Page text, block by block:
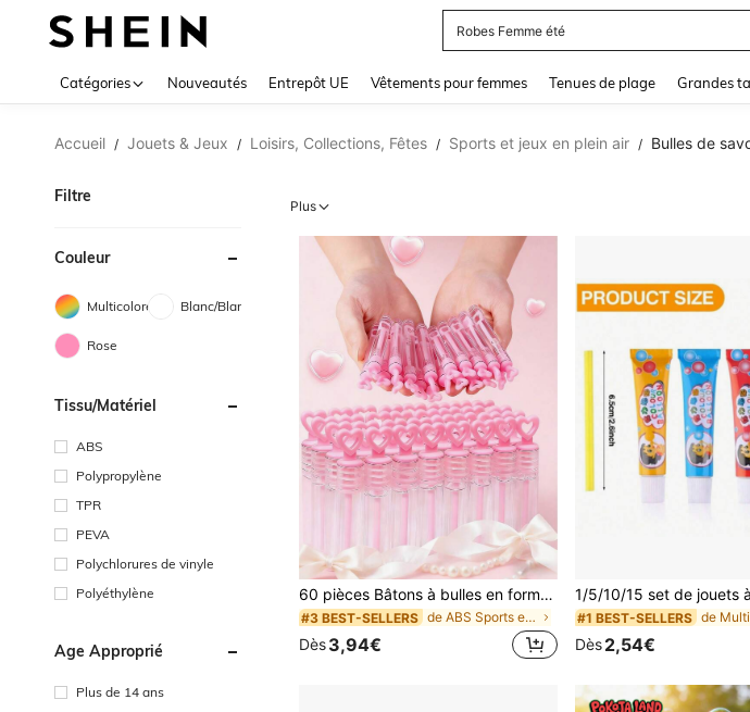
Jupe
Catégories Nouveautés Entrepôt UE Vêtements pour femmes Tenues de plage Grandes
Accueil / Jouets & Jeux / Loisirs, Collections, Fêtes / Sports et jeux en plein air / Bulles de
Filtre
Couleur
Multicolore Blanc/Blanche
Rose
Tissu/matériel
ABS
Polypropylène
TPR
PEVA
Polychlorures de vinyle
Polyéthylène
Âge Approprié
Plus de 14 ans
Plus
60 pièces Bâtons à bulles en forme de cœur blanc en vrac, mini bâtons en forme de cœur convenant pour mariage, fête, douche nuptiale, Saint-Valentin, anniversaire, remise de diplôme, fournitures d'anniversaire (bouteilles vides, solution à bulles non incluse) 12/24/48 pièces
#3 BEST-SELLERS de ABS Sports et jeux de plein air pour adolescent
Dès3,94€
#1 BEST-SELLERS
Dès2,54€